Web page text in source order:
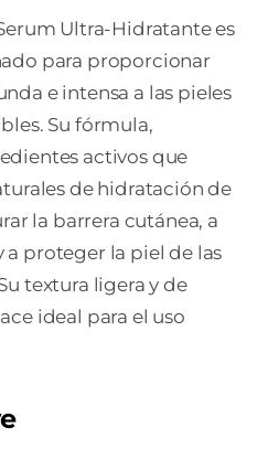
Ultra-Hidratante es
para proporcionar
e intensa a las pieles
Su fórmula,
activos que
de hidratación de
la barrera cutánea, a
proteger la piel de las
textura ligera y de
ideal para el uso